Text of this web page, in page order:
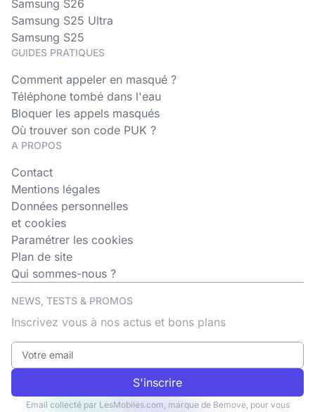
Samsung S26
Samsung S25 Ultra
Samsung S25
GUIDES PRATIQUES
Comment appeler en masqué ?
Téléphone tombé dans l'eau
Bloquer les appels masqués
Où trouver son code PUK ?
A PROPOS
Contact
Mentions légales
Données personnelles
et cookies
Paramétrer les cookies
Plan de site
Qui sommes-nous ?
NEWS, TESTS & PROMOS
Inscrivez vous à nos actus et bons plans
S'inscrire
Email collecté par LesMobiles.com, marque de Bemove, pour vous